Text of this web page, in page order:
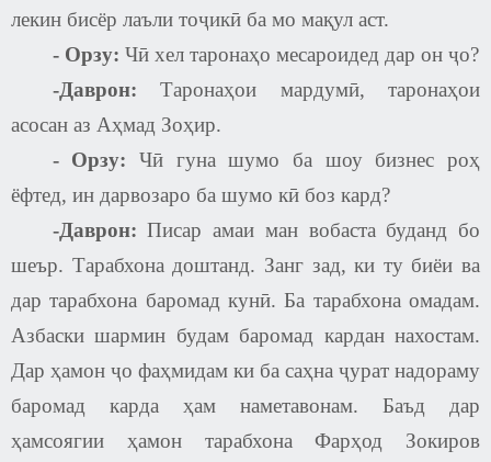
лекин бисёр лаъли тоҷикӣ ба мо мақул аст.
- Орзу: Чӣ хел таронаҳо месароидед дар он ҷо?
-Даврон: Таронаҳои мардумӣ, таронаҳои
асосан аз Аҳмад Зоҳир.
- Орзу: Чӣ гуна шумо ба шоу бизнес роҳ
ёфтед, ин дарвозаро ба шумо кӣ боз кард?
-Даврон: Писар амаи ман вобаста буданд бо
шеър. Тарабхона доштанд. Занг зад, ки ту биёи ва
дар тарабхона баромад кунӣ. Ба тарабхона омадам.
Азбаски шармин будам баромад кардан нахостам.
Дар ҳамон ҷо фаҳмидам ки ба саҳна ҷурат надораму
баромад карда ҳам наметавонам. Баъд дар
ҳамсоягии ҳамон тарабхона Фарҳод Зокиров